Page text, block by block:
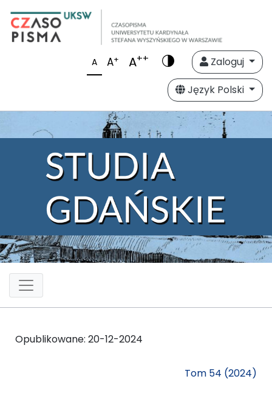
A A+ A++
Zaloguj
Język Polski
Opublikowane: 20-12-2024
Tom 54 (2024)